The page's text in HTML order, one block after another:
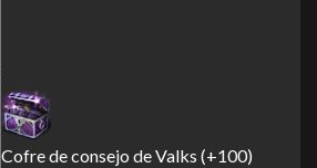
Cofre de consejo de Valks (+100)